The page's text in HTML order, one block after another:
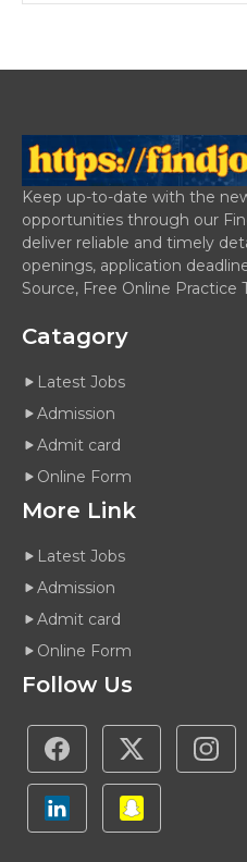
Keep up-to-date with the
opportunities through our
deliver reliable and timely
openings, application
Source, Free Online Practice
Catagory
Latest Jobs
Admission
Admit card
Online Form
More Link
Latest Jobs
Admission
Admit card
Online Form
Follow Us